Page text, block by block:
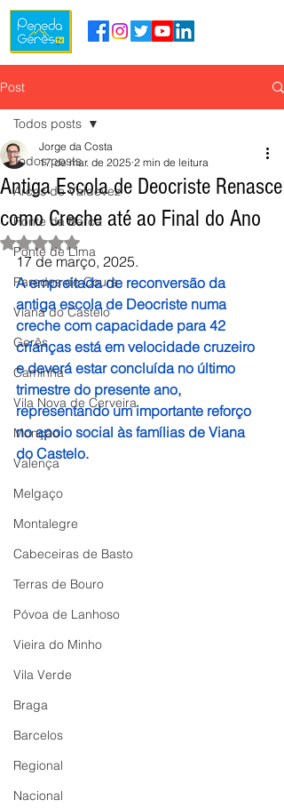
Post
Todos posts
Arcos de Valdevez
Ponte da Barca
Ponte de Lima
Paredes de Coura
Viana do Castelo
Gerês
Caminha
Vila Nova de Cerveira
Monção
Valença
Melgaço
Montalegre
Cabeceiras de Basto
Terras de Bouro
Póvoa de Lanhoso
Vieira do Minho
Vila Verde
Braga
Barcelos
Regional
Nacional
Todos posts
Antiga Escola de Deocriste Renasce
como Creche até ao Final do Ano
Jorge da Costa
17 de mar. de 2025 2 min de leitura
Avaliado com NaN de 5 estrelas.
17 de março, 2025.
A empreitada de reconversão da
antiga escola de Deocriste numa
creche com capacidade para 42
crianças está em velocidade cruzeiro
e deverá estar concluída no último
trimestre do presente ano,
representando um importante reforço
no apoio social às famílias de Viana
do Castelo.